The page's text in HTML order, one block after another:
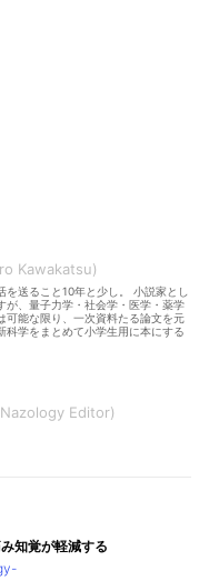
Kawakatsu
送ること10年と少し。 小説家とし
が、量子力学・社会学・医学・薬学
可能な限り、一次資料たる論文を元
科学をまとめて小学生用に本にする
Nazology Editor
知覚が軽減する